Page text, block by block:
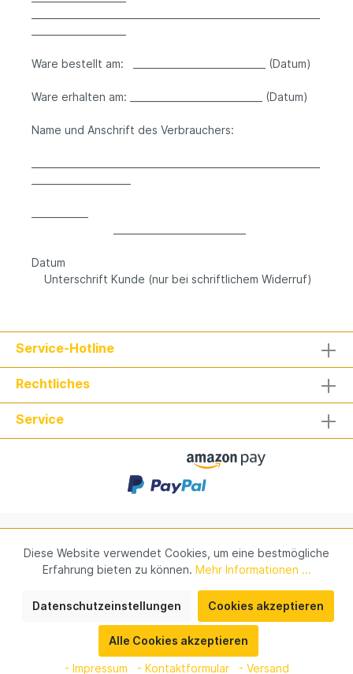
Ware bestellt am: ____________________________ (Datum)
Ware erhalten am: ____________________________ (Datum)
Name und Anschrift des Verbrauchers:
Datum
Unterschrift Kunde (nur bei schriftlichem Widerruf)
Service-Hotline
Rechtliches
Service
Verantwortung Kontakt Impressum Newsletter
* Alle Preise inkl. gesetzl. Mehrwertsteuer zzgl.
Versandkostenund ggf. Nachnahmegebühren, wenn nicht
anders angegeben.
© Hier kann einCopyrightstehen.
Diese Website verwendet Cookies, um eine bestmögliche
Erfahrung bieten zu können. Mehr Informationen ...
Datenschutzeinstellungen Cookies akzeptieren
Alle Cookies akzeptieren
- Impressum - Kontaktformular - Versand